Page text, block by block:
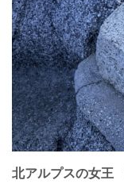
北アルプスの女王